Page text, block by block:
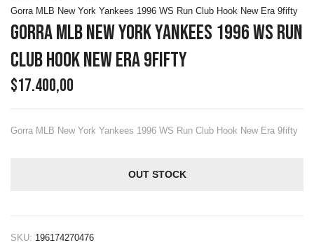
Gorra MLB New York Yankees 1996 WS Run Club Hook New Era 9fifty
Gorra MLB New York Yankees 1996 WS Run
Club Hook New Era 9fifty
$17.400,00
Gorra MLB New York Yankees 1996 WS Run Club Hook New Era 9fifty
OUT STOCK
SKU: 196174270476